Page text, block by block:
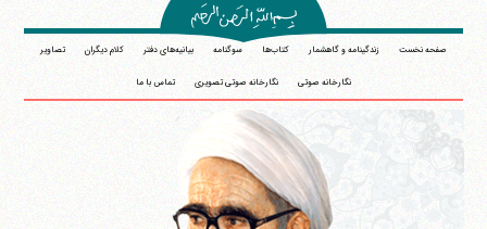
صفحه نخست زندگینامه و گاهشمار کتاب‌ها سوگنامه بیانیه‌های دفتر کلام دیگران تصاویر
نگارخانه صوتی نگارخانه صوتی تصویری تماس با ما